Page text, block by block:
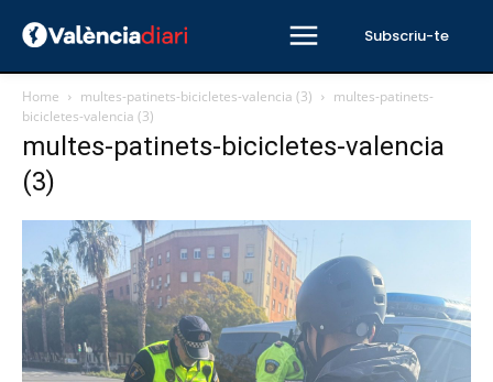
Subscriu-te
Home multes-patinets-bicicletes-valencia (3)
multes-patinets-
bicicletes-valencia (3)
multes-patinets-bicicletes-valencia
(3)